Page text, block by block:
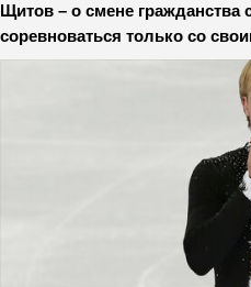
Щитов – о смене
соревноваться только со